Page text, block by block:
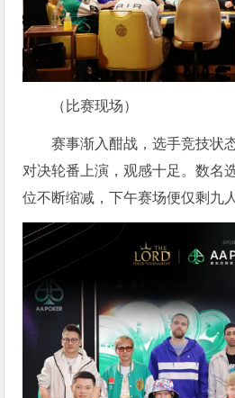
（比赛现场）
赛事渐入酣战，选手竞技状
对决轮番上演，观感十足。数名
位不断缩减，下午赛场便仅剩九